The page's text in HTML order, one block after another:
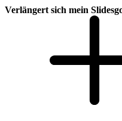
Verlängert sich mein